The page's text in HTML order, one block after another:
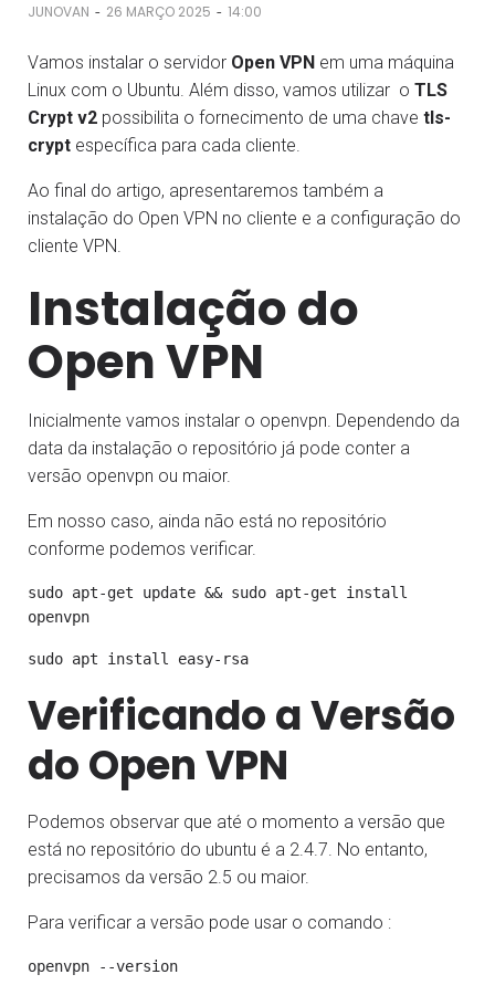
JUNOVAN - 26 MARÇO 2025 - 14:00
Vamos instalar o servidor Open VPN em uma máquina
Linux com o Ubuntu. Além disso, vamos utilizar o TLS
Crypt v2 possibilita o fornecimento de uma chave tls-
crypt específica para cada cliente.
Ao final do artigo, apresentaremos também a
instalação do Open VPN no cliente e a configuração do
cliente VPN.
Instalação do
Open VPN
Inicialmente vamos instalar o openvpn. Dependendo da
data da instalação o repositório já pode conter a
versão openvpn ou maior.
Em nosso caso, ainda não está no repositório
conforme podemos verificar.
sudo apt-get update && sudo apt-get install
Verificando a Versão
do Open VPN
Podemos observar que até o momento a versão que
está no repositório do ubuntu é a 2.4.7. No entanto,
precisamos da versão 2.5 ou maior.
Para verificar a versão pode usar o comando :